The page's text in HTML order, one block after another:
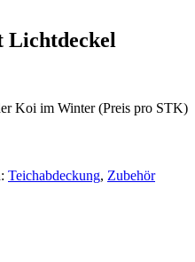
Lichtdeckel
Koi im Winter (Preis pro STK)
Teichabdeckung, Zubehör